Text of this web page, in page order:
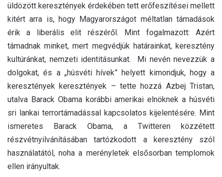
üldözött keresztények érdekében tett erőfeszítései mellett
kitért arra is, hogy Magyarországot méltatlan támadások
érik a liberális elit részéről. Mint fogalmazott: Azért
támadnak minket, mert megvédjük határainkat, keresztény
kultúránkat, nemzeti identitásunkat. Mi nevén nevezzük a
dolgokat, és a „húsvéti hívek” helyett kimondjuk, hogy a
keresztények keresztények – tette hozzá Azbej Tristan,
utalva Barack Obama korábbi amerikai elnöknek a húsvéti
sri lankai terrortámadással kapcsolatos kijelentésére. Mint
ismeretes Barack Obama, a Twitteren közzétett
részvétnyilvánításában tartózkodott a keresztény szól
használatától, noha a merényletek elsősorban templomok
ellen irányultak.